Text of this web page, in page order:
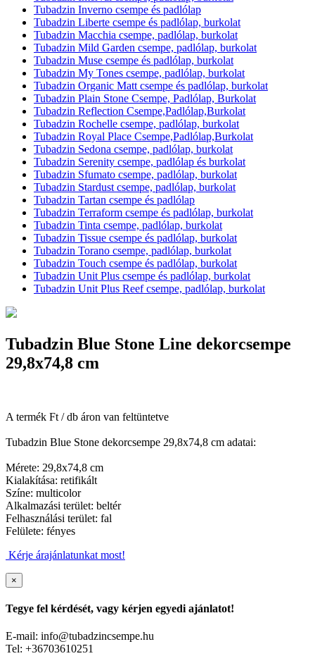
Tubadzin Inverno csempe és padlólap
Tubadzin Liberte csempe és padlólap, burkolat
Tubadzin Macchia csempe, padlólap, burkolat
Tubadzin Mild Garden csempe, padlólap, burkolat
Tubadzin Muse csempe és padlólap, burkolat
Tubadzin My Tones csempe, padlólap, burkolat
Tubadzin Organic Matt csempe és padlólap, burkolat
Tubadzin Plain Stone Csempe, Padlólap, Burkolat
Tubadzin Reflection Csempe,Padlólap,Burkolat
Tubadzin Rochelle csempe, padlólap, burkolat
Tubadzin Royal Place Csempe,Padlólap,Burkolat
Tubadzin Sedona csempe, padlólap, burkolat
Tubadzin Serenity csempe, padlólap és burkolat
Tubadzin Sfumato csempe, padlólap, burkolat
Tubadzin Stardust csempe, padlólap, burkolat
Tubadzin Tartan csempe és padlólap
Tubadzin Terraform csempe és padlólap, burkolat
Tubadzin Tinta csempe, padlólap, burkolat
Tubadzin Tissue csempe és padlólap, burkolat
Tubadzin Torano csempe, padlólap, burkolat
Tubadzin Touch csempe és padlólap, burkolat
Tubadzin Unit Plus csempe és padlólap, burkolat
Tubadzin Unit Plus Reef csempe, padlólap, burkolat
Tubadzin Blue Stone Line dekorcsempe
29,8x74,8 cm
A termék Ft / db áron van feltüntetve
Tubadzin Blue Stone dekorcsempe 29,8x74,8 cm adatai:
Mérete: 29,8x74,8 cm
Kialakítása: retifikált
Színe: multicolor
Alkalmazási terület: beltér
Felhasználási terület: fal
Felülete: fényes
Kérje árajánlatunkat most!
×
Tegye fel kérdését, vagy kérjen egyedi ajánlatot!
E-mail: info@tubadzincsempe.hu
Tel: +36703610251